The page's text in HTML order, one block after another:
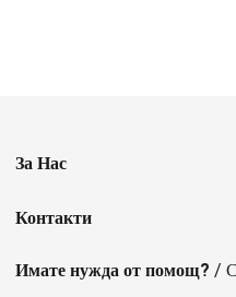
За Нас
Контакти
Имате нужда от помощ? /